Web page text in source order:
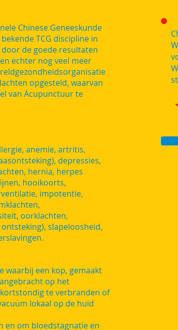
Chinese Geneeskunde
TCG discipline in
de goede resultaten
echter nog veel meer
opgesteld, waarvan
van Acupunctuur te
anemie, artritis,
depressies,
hernia, herpes
hooikoorts,
impotentie,
oorklachten,
slapeloosheid,
waarbij een kop, gemaakt
op het
te verbranden of
lokaal op de huid
en om bloedstagnatie en